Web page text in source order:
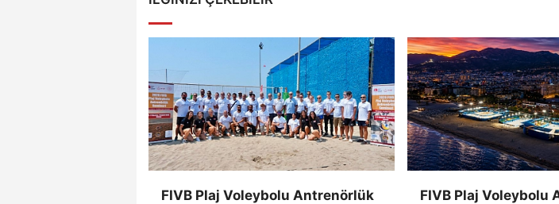
FIVB Plaj Voleybolu Antrenörlük
FIVB Plaj Voleybolu